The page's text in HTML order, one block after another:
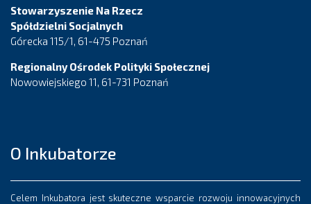
Stowarzyszenie Na Rzecz
Spółdzielni Socjalnych
Górecka 115/1, 61-475 Poznań
Regionalny Ośrodek Polityki Społecznej
Nowowiejskiego 11, 61-731 Poznań
O Inkubatorze
Celem Inkubatora jest skuteczne wsparcie rozwoju innowacyjnych